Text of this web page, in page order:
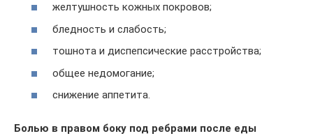
желтушность кожных покровов;
бледность и слабость;
тошнота и диспепсические расстройства;
общее недомогание;
снижение аппетита.
Болью в правом боку под ребрами после еды